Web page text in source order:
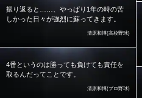
振り返ると……、やっぱり1年の時の苦
しかった日々が強烈に蘇ってきます。
清原和博(高校野球)
4番というのは勝っても負けても責任を
取るんだってことです。
清原和博(プロ野球)